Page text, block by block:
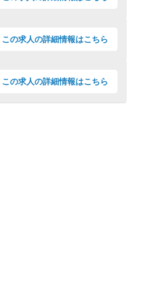
この求人の詳細情報はこちら
この求人の詳細情報はこちら